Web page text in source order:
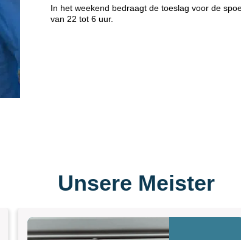
In het weekend bedraagt de toeslag voor de
van 22 tot 6 uur.
Unsere Meister